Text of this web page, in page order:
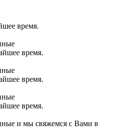
время.
время.
время.
время.
и мы свяжемся с Вами в